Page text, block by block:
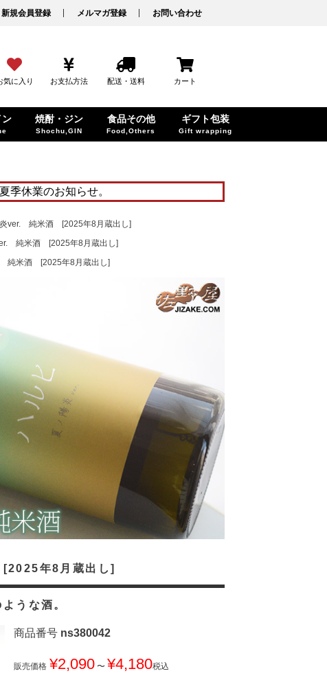
新規会員登録 メルマガ登録 お問い合わせ
気に入り お支払方法 配送・送料 カート
ン 焼酎・ジン
Shochu,GIN
食品その他
Food,Others
ギフト包装
Gift wrapping
季休業のお知らせ。
ver. 純米酒 [2025年8月蔵出し]
純米酒 [2025年8月蔵出し]
純米酒 [2025年8月蔵出し]
うな酒。
年8月蔵出し]
商品番号 ns380042
販売価格 ¥2,090 〜 ¥4,180税込